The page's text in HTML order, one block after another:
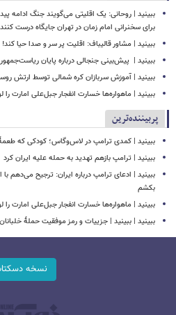
ببینید | روحانی: یک اقلیتی می‌گویند جنگ ادامه
برای سخنرانی امام زمان در تهران جایگاه درست
ببینید | مشاور قالیباف: اقلیت پر سر و صدا حیا کند!
ببینید | ‏ پیش‌بینی جنجالی درباره پایان
ببینید | آموزش سربازان کره شمالی توسط ارتش
ببینید | ماهواره‌ها خسارت انفجار جبل‌علی امارت را
پربیننده‌ترین
ببینید | کمدی ترامپ در لاس‌وگاس؛ کودکی که
ببینید | ترامپ بازهم تهدید به حمله علیه ایران کرد
ببینید | ادعای ترامپ درباره ایران: ترجیح می‌دهم
بکشم
ببینید | ماهواره‌ها خسارت انفجار جبل‌علی امارت را
ببینید | ببینید | جزییات و رمز موفقیت حملۀ خلبانان
نسخه